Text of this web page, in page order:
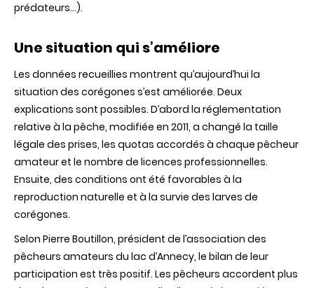
prédateurs…).
Une situation qui s’améliore
Les données recueillies montrent qu’aujourd’hui la
situation des corégones s’est améliorée. Deux
explications sont possibles. D’abord la réglementation
relative à la pêche, modifiée en 2011, a changé la taille
légale des prises, les quotas accordés à chaque pêcheur
amateur et le nombre de licences professionnelles.
Ensuite, des conditions ont été favorables à la
reproduction naturelle et à la survie des larves de
corégones.
Selon Pierre Boutillon, président de l’association des
pêcheurs amateurs du lac d’Annecy, le bilan de leur
participation est très positif. Les pêcheurs accordent plus